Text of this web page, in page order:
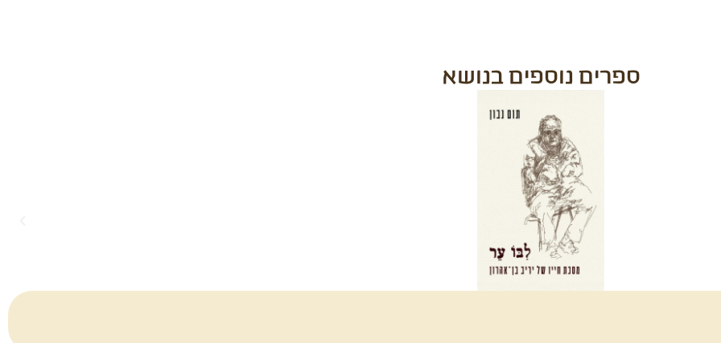
ספרים נוספים בנושא